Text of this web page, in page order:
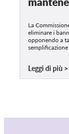
La
eliminare i
opponendo a
semplificazione
Leggi di più